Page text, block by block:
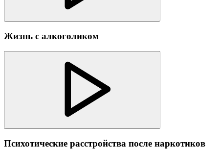
Жизнь с алкоголиком
Психотические расстройства после наркотиков